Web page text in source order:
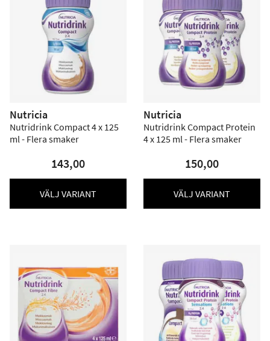
Nutricia
Nutridrink Compact 4 x 125
ml - Flera smaker
143,00
VÄLJ VARIANT
Nutricia
Nutridrink Compact Protein
4 x 125 ml - Flera smaker
150,00
VÄLJ VARIANT